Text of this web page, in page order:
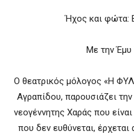
Ήχος και φώτα:
Με την Έμυ
Ο θεατρικός μόλογος «Η
Αγραπίδου, παρουσιάζει
νεογέννητης Χαράς που
που δεν ευθύνεται,